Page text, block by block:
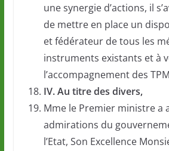
une synergie d’actions, il
de mettre en place un
et fédérateur de tous les
instruments existants et à
l’accompagnement des
IV. Au titre des divers,
Mme le Premier ministre a
admirations du
l’Etat, Son Excellence